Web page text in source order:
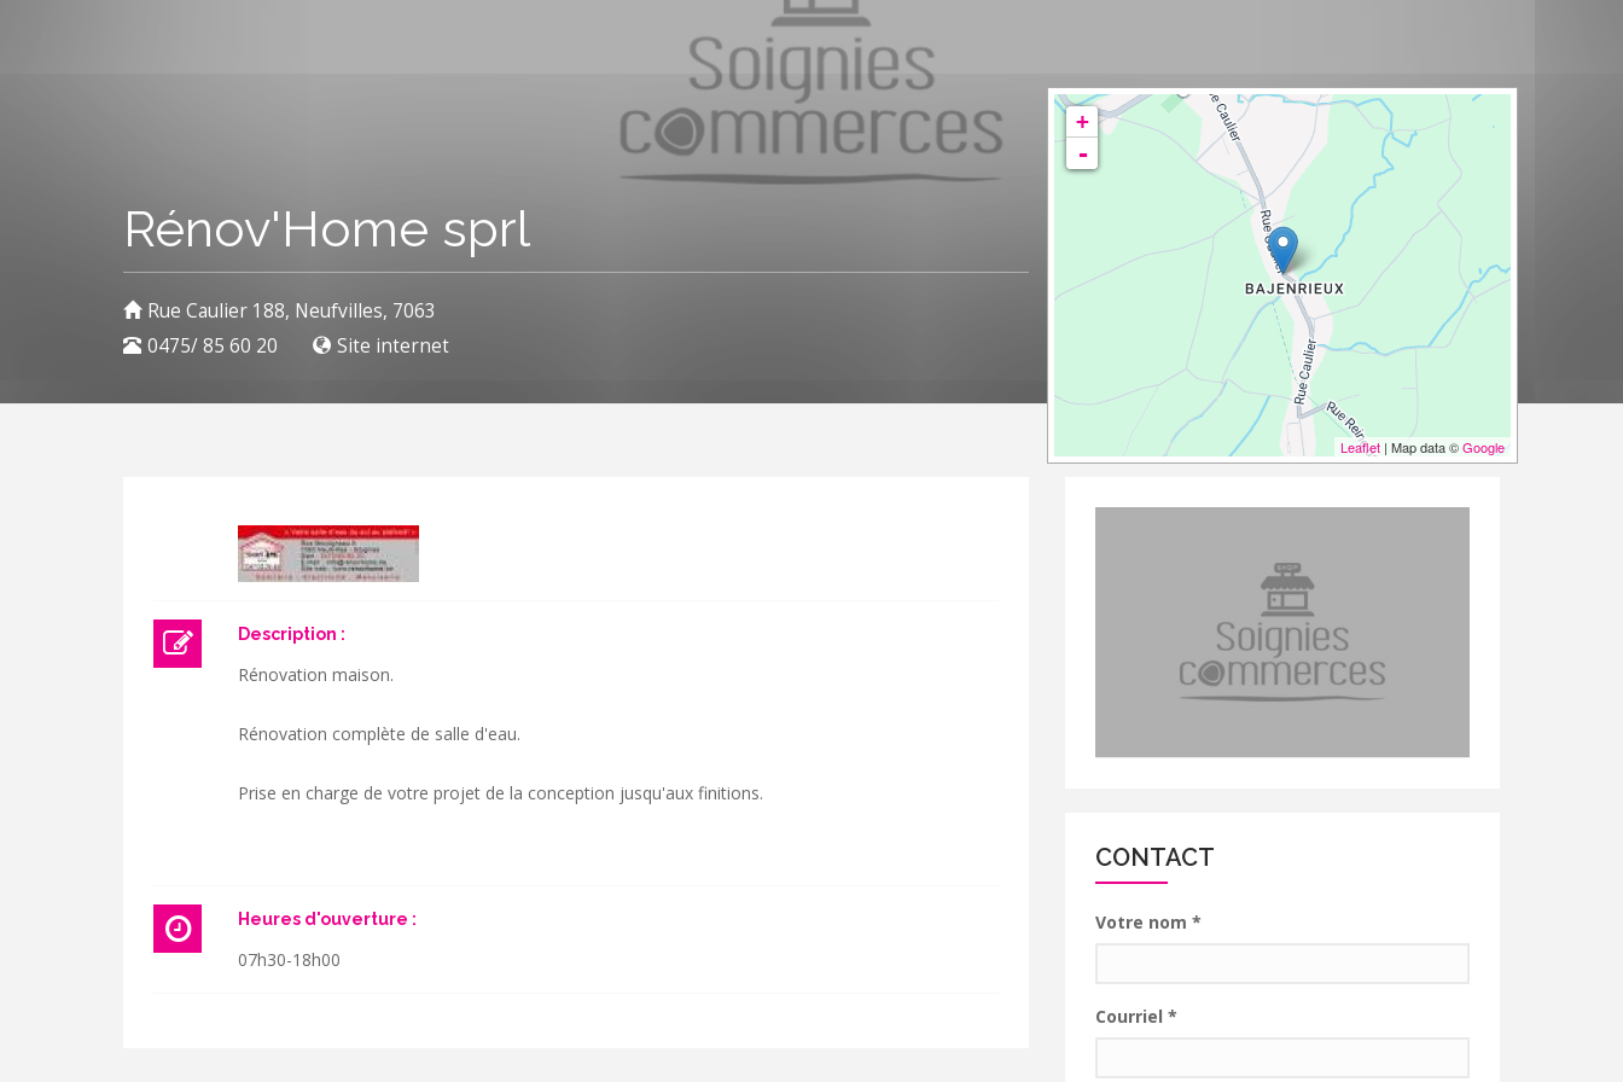
Rénov'Home sprl
Rue Caulier 188, Neufvilles, 7063
0475/ 85 60 20
Site internet
+
-
Leaflet | Map data ©Google
Description :
Rénovation maison.
Rénovation complète de salle d'eau.
Prise en charge de votre projet de la conception jusqu'aux finitions.
Heures d'ouverture :
07h30-18h00
CONTACT
Votre nom *
Courriel *